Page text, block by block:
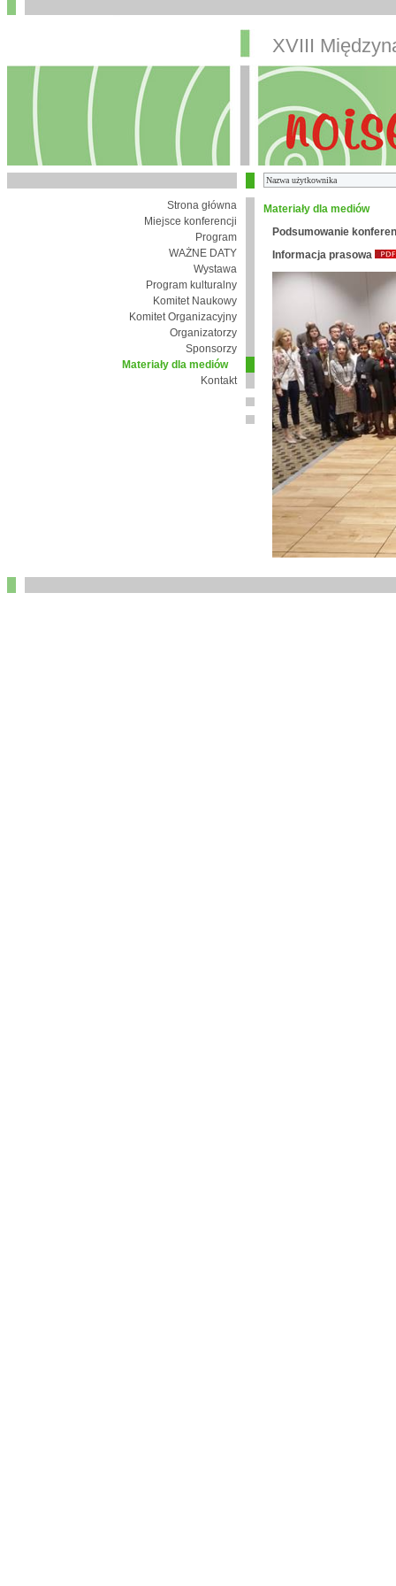
XVIII
Strona główna
Miejsce konferencji
Program
WAŻNE DATY
Wystawa
Program kulturalny
Komitet Naukowy
Komitet Organizacyjny
Organizatorzy
Sponsorzy
Materiały dla mediów
Kontakt
Materiały dla mediów
Podsumowanie
Informacja prasowa